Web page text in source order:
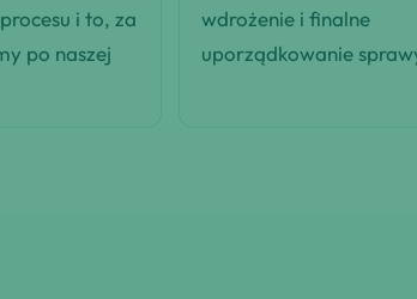
i to, za
po naszej
wdrożenie i finalne
uporządkowanie